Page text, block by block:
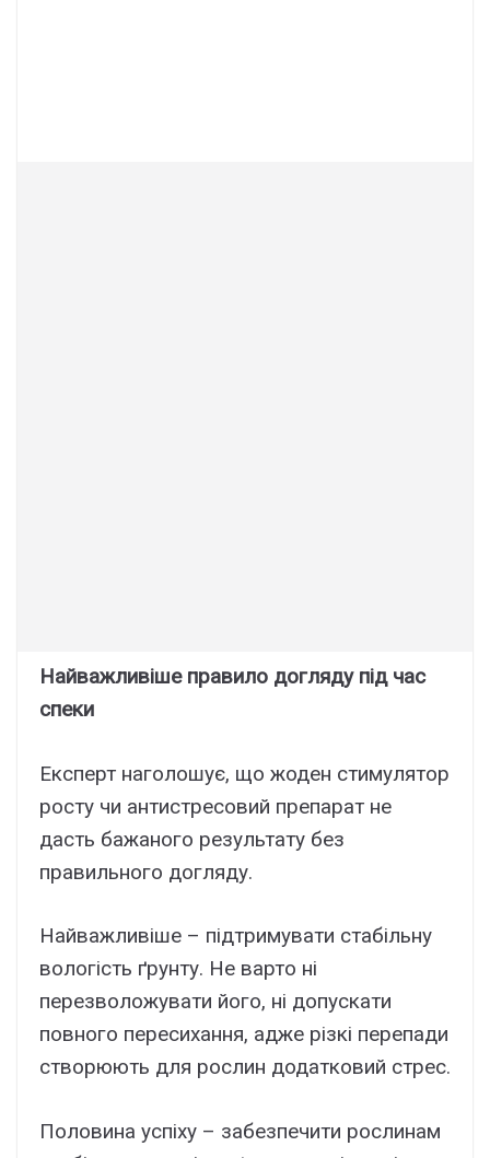
Найважливіше правило догляду під час
спеки
Експерт наголошує, що жоден стимулятор
росту чи антистресовий препарат не
дасть бажаного результату без
правильного догляду.
Найважливіше – підтримувати стабільну
вологість ґрунту. Не варто ні
перезволожувати його, ні допускати
повного пересихання, адже різкі перепади
створюють для рослин додатковий стрес.
Половина успіху – забезпечити рослинам